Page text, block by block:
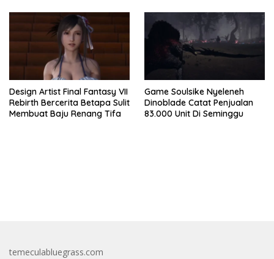
Design Artist Final Fantasy VII
Rebirth Bercerita Betapa Sulit
Membuat Baju Renang Tifa
Game Soulsike Nyeleneh
Dinoblade Catat Penjualan
83.000 Unit Di Seminggu
temeculabluegrass.com